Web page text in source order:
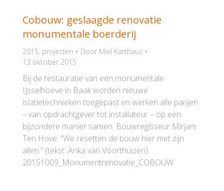
Cobouw: geslaagde renovatie
monumentale boerderij
2015, projecten Door Miel Karthaus
13 oktober 2015
Bij de restauratie van een monumentale
IJsselhoeve in Baak worden nieuwe
islatietechnieken toegepast en werken alle parijen
– van opdrachtgever tot installateur – op een
bijzondere manier samen. Bouwregisseur Mirjam
Ten Hove: “We resetten de bouw hier met zijn
allen.” (tekst: Anka van Voorthuizen)
20151009_Monumentrenovatie_COBOUW